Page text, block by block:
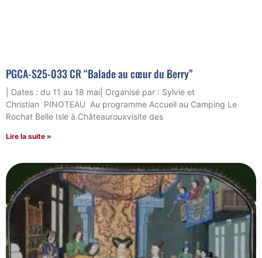
PGCA-S25-033 CR “Balade au cœur du Berry”
| Dates : du 11 au 18 mai| Organisé par : Sylvie et
Christian PINOTEAU Au programme Accueil au Camping Le
Rochat Belle Isle à Châteaurouxvisite des
Lire la suite »